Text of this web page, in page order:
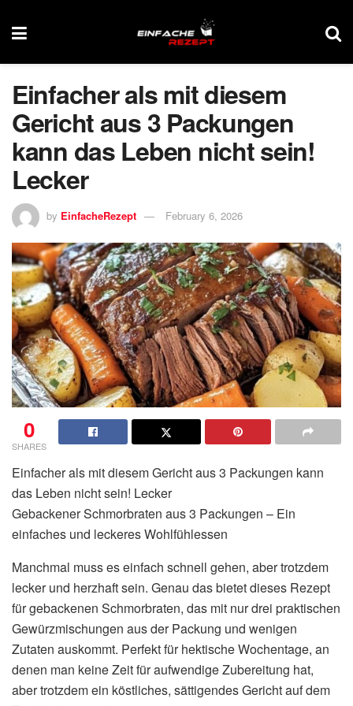
Einfacher als mit diesem
Gericht aus 3 Packungen
kann das Leben nicht sein!
Lecker
by EinfacheRezept February 6, 2026
0
SHARES
Einfacher als mit diesem Gericht aus 3 Packungen kann
das Leben nicht sein! Lecker
Gebackener Schmorbraten aus 3 Packungen – Ein
einfaches und leckeres Wohlfühlessen
Manchmal muss es einfach schnell gehen, aber trotzdem
lecker und herzhaft sein. Genau das bietet dieses Rezept
für gebackenen Schmorbraten, das mit nur drei praktischen
Gewürzmischungen aus der Packung und wenigen
Zutaten auskommt. Perfekt für hektische Wochentage, an
denen man keine Zeit für aufwendige Zubereitung hat,
aber trotzdem ein köstliches, sättigendes Gericht auf dem